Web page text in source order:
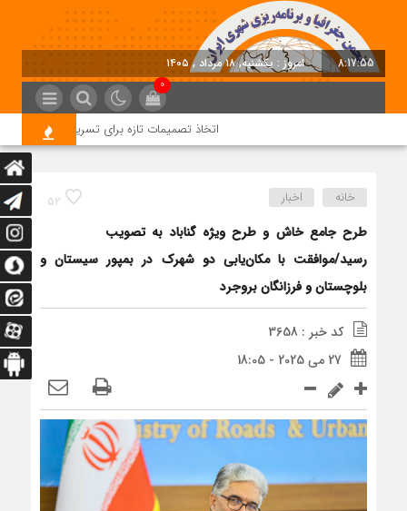
8:17:56 امروز : یکشنبه, ۱۸ مرداد , ۱۴۰۵
0
اتخاذ تصمیمات تازه برای تسریع در روند اجرای
52 خانه اخبار
طرح جامع خاش و طرح ویژه گناباد به تصویب
رسید/موافقت با مکان‌یابی دو شهرک در بمپور سیستان و
بلوچستان و فرزانگان بروجرد
کد خبر : 3658
27 می 2025 - 18:05